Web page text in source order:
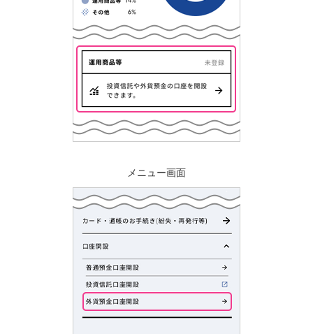
メニュー画面